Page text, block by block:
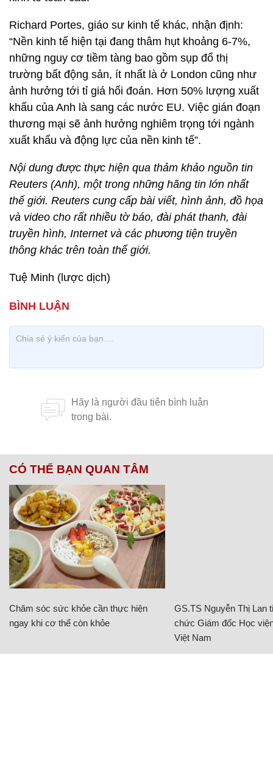
Richard Portes, giáo sư kinh tế khác, nhận định:
“Nền kinh tế hiện tại đang thâm hụt khoảng 6-7%,
những nguy cơ tiềm tàng bao gồm sụp đổ thị
trường bất động sản, ít nhất là ở London cũng như
ảnh hưởng tới tỉ giá hối đoán. Hơn 50% lượng xuất
khẩu của Anh là sang các nước EU. Việc gián đoạn
thương mại sẽ ảnh hưởng nghiêm trọng tới ngành
xuất khẩu và động lực của nền kinh tế”.
Nội dung được thực hiện qua thảm khảo nguồn tin
Reuters (Anh), một trong những hãng tin lớn nhất
thế giới. Reuters cung cấp bài viết, hình ảnh, đồ họa
và video cho rất nhiều tờ báo, đài phát thanh, đài
truyền hình, Internet và các phương tiện truyền
thông khác trên toàn thế giới.
Tuệ Minh (lược dịch)
CÓ THỂ BẠN QUAN TÂM
Chăm sóc sức khỏe cần thực hiện
ngay khi cơ thể còn khỏe
GS.TS Nguyễn Thị Lan
chức Giám đốc Học
Việt Nam